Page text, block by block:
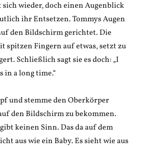
wieder, doch einen Augenblick
ihr Entsetzen. Tommys Augen
den Bildschirm gerichtet. Die
spitzen Fingern auf etwas, setzt zu
Schließlich sagt sie es doch: „I
in a long time.“
und stemme den Oberkörper
den Bildschirm zu bekommen.
keinen Sinn. Das da auf dem
aus wie ein Baby. Es sieht wie aus